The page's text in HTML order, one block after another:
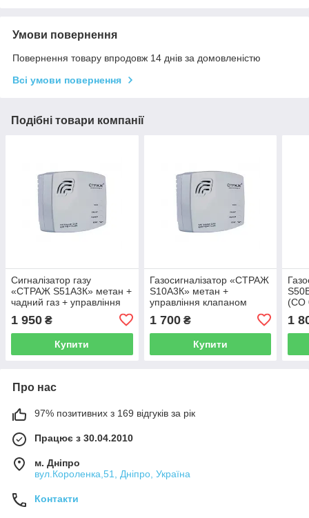
Умови повернення
Повернення товару впродовж 14 днів за домовленістю
Всі умови повернення
Подібні товари компанії
Сигналізатор газу
«СТРАЖ Ѕ51А3К» метан +
чадний газ + управління
1 950 ₴
Купити
Газосигналізатор «СТРАЖ
Ѕ10А3К» метан +
управління клапаном
1 700₴
Купити
(СО
1
Про нас
97% позитивних з 169 відгуків за рік
Працює з 30.04.2010
м. Дніпро
вул.Короленка,51, Дніпро, Україна
Контакти